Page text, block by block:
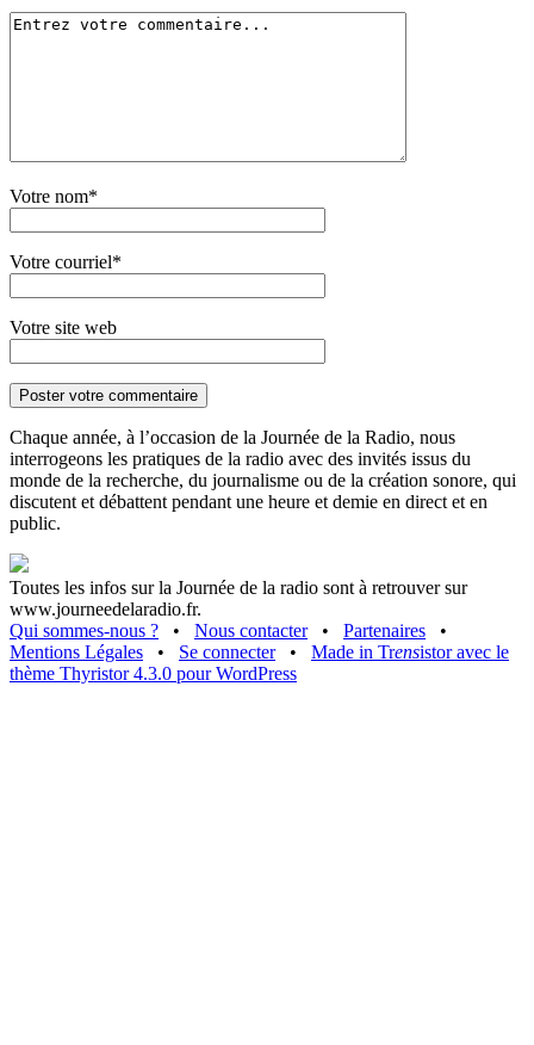
Votre nom*
Votre courriel*
Votre site web
Chaque année, à l’occasion de la Journée de la Radio, nous
interrogeons les pratiques de la radio avec des invités issus du
monde de la recherche, du journalisme ou de la création sonore, qui
discutent et débattent pendant une heure et demie en direct et en
public.
Toutes les infos sur la Journée de la radio sont à retrouver sur
www.journeedelaradio.fr.
Qui sommes-nous ?
• Nous contacter • Partenaires
•
Mentions Légales
• Se connecter • Made in Trensistor avec le
thème Thyristor 4.3.0 pour WordPress